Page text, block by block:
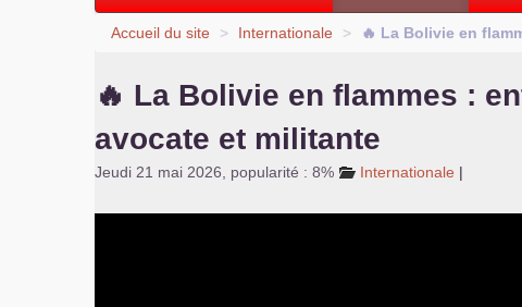
Accueil du site > Internationale > 🔥 La Bolivie en
🔥 La Bolivie en flammes :
avocate et militante
Jeudi 21 mai 2026 popularité : 8% Internationale |